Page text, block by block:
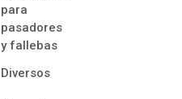
para
pasadores
y fallebas
Diversos